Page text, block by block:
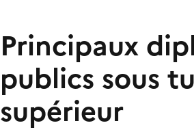
Principaux
publics sous
supérieur